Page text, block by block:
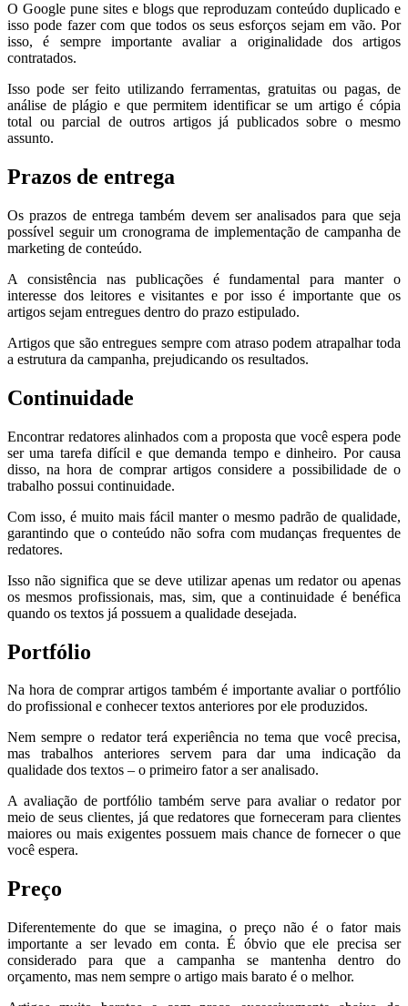
O Google pune sites e blogs que reproduzam conteúdo duplicado e
isso pode fazer com que todos os seus esforços sejam em vão. Por
isso, é sempre importante avaliar a originalidade dos artigos
contratados.
Isso pode ser feito utilizando ferramentas, gratuitas ou pagas, de
análise de plágio e que permitem identificar se um artigo é cópia
total ou parcial de outros artigos já publicados sobre o mesmo
assunto.
Prazos de entrega
Os prazos de entrega também devem ser analisados para que seja
possível seguir um cronograma de implementação de campanha de
marketing de conteúdo.
A consistência nas publicações é fundamental para manter o
interesse dos leitores e visitantes e por isso é importante que os
artigos sejam entregues dentro do prazo estipulado.
Artigos que são entregues sempre com atraso podem atrapalhar toda
a estrutura da campanha, prejudicando os resultados.
Continuidade
Encontrar redatores alinhados com a proposta que você espera pode
ser uma tarefa difícil e que demanda tempo e dinheiro. Por causa
disso, na hora de comprar artigos considere a possibilidade de o
trabalho possui continuidade.
Com isso, é muito mais fácil manter o mesmo padrão de qualidade,
garantindo que o conteúdo não sofra com mudanças frequentes de
redatores.
Isso não significa que se deve utilizar apenas um redator ou apenas
os mesmos profissionais, mas, sim, que a continuidade é benéfica
quando os textos já possuem a qualidade desejada.
Portfólio
Na hora de comprar artigos também é importante avaliar o portfólio
do profissional e conhecer textos anteriores por ele produzidos.
Nem sempre o redator terá experiência no tema que você precisa,
mas trabalhos anteriores servem para dar uma indicação da
qualidade dos textos – o primeiro fator a ser analisado.
A avaliação de portfólio também serve para avaliar o redator por
meio de seus clientes, já que redatores que forneceram para clientes
maiores ou mais exigentes possuem mais chance de fornecer o que
você espera.
Preço
Diferentemente do que se imagina, o preço não é o fator mais
importante a ser levado em conta. É óbvio que ele precisa ser
considerado para que a campanha se mantenha dentro do
orçamento, mas nem sempre o artigo mais barato é o melhor.